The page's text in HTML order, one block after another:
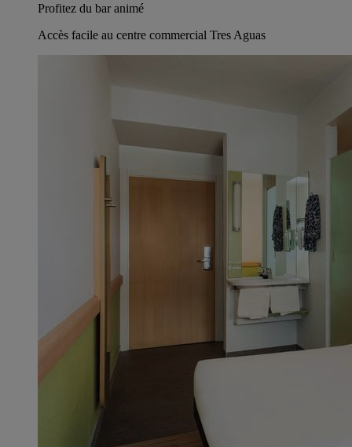
Profitez du bar animé
Accès facile au centre commercial Tres Aguas